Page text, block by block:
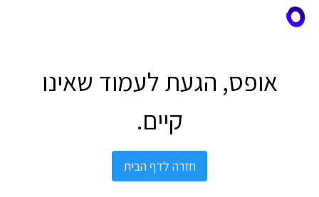
אופס, הגעת לעמוד שאינו
קיים.
חזרה לדף הבית